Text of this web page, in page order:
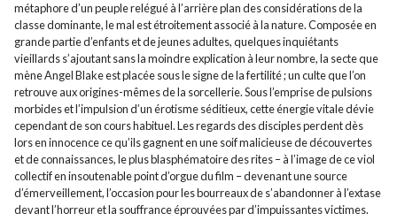
métaphore d’un peuple relégué à l’arrière plan des considérations de la
classe dominante, le mal est étroitement associé à la nature. Composée en
grande partie d’enfants et de jeunes adultes, quelques inquiétants
vieillards s’ajoutant sans la moindre explication à leur nombre, la secte que
mène Angel Blake est placée sous le signe de la fertilité ; un culte que l’on
retrouve aux origines-mêmes de la sorcellerie. Sous l’emprise de pulsions
morbides et l’impulsion d’un érotisme séditieux, cette énergie vitale dévie
cependant de son cours habituel. Les regards des disciples perdent dès
lors en innocence ce qu’ils gagnent en une soif malicieuse de découvertes
et de connaissances, le plus blasphématoire des rites – à l’image de ce viol
collectif en insoutenable point d’orgue du film – devenant une source
d’émerveillement, l’occasion pour les bourreaux de s’abandonner à l’extase
devant l’horreur et la souffrance éprouvées par d’impuissantes victimes.